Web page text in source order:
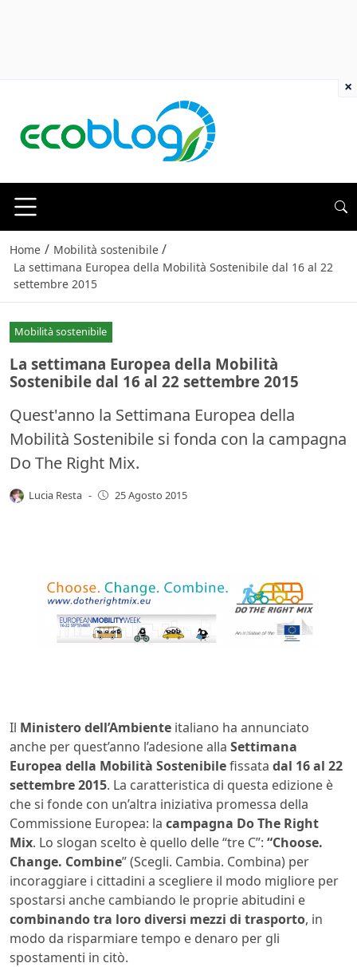
Home / Mobilità sostenibile /
La settimana Europea della Mobilità Sostenibile dal 16 al 22
settembre 2015
Mobilità sostenibile
La settimana Europea della Mobilità
Sostenibile dal 16 al 22 settembre 2015
Quest'anno la Settimana Europea della
Mobilità Sostenibile si fonda con la campagna
Do The Right Mix.
Lucia Resta - 25 Agosto 2015
Il Ministero dell’Ambiente italiano ha annunciato
anche per quest’anno l’adesione alla Settimana
Europea della Mobilità Sostenibilefissata dal 16 al 22
settembre 2015. La caratteristica di questa edizione è
che si fonde con un’altra iniziativa promessa della
Commissione Europea: la campagna Do The Right
Mix. Lo slogan scelto è quello delle “tre C”: “Choose.
Change. Combine” (Scegli. Cambia. Combina) per
incoraggiare i cittadini a scegliere il modo migliore per
spostarsi anche cambiando le proprie abitudini e
combinando tra loro diversi mezzi di trasporto, in
modo da risparmiare tempo e denaro per gli
spostamenti in citò.
×